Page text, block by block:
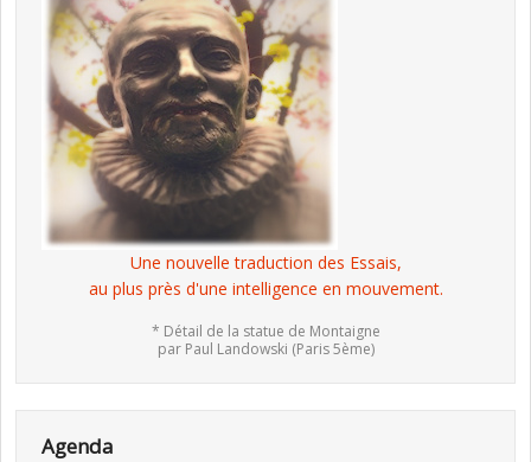
Une nouvelle traduction des Essais,
au plus près d'une intelligence en mouvement.
* Détail de la statue de Montaigne
par Paul Landowski (Paris 5ème)
Agenda